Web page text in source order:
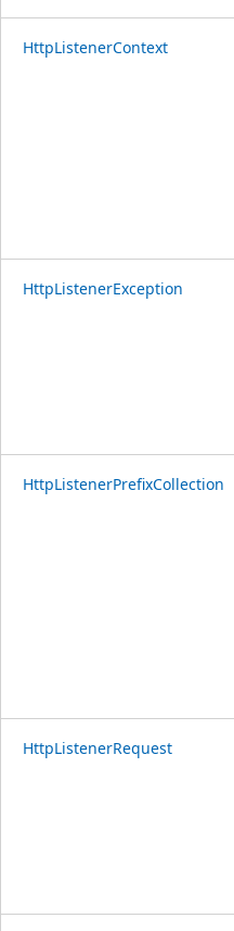
HttpListenerContext
HttpListenerException
HttpListenerPrefixCollection
HttpListenerRequest